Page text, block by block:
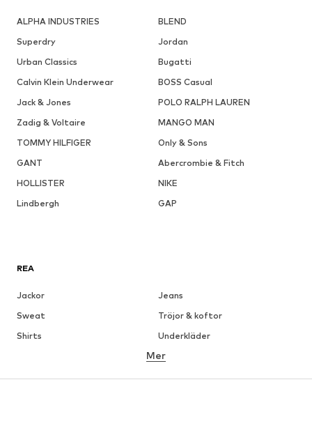
ALPHA INDUSTRIES
BLEND
Superdry
Jordan
Urban Classics
Bugatti
Calvin Klein Underwear
BOSS Casual
Jack & Jones
POLO RALPH LAUREN
Zadig & Voltaire
MANGO MAN
TOMMY HILFIGER
Only & Sons
GANT
Abercrombie & Fitch
HOLLISTER
NIKE
Lindbergh
GAP
REA
Jackor
Jeans
Sweat
Tröjor & koftor
Shirts
Underkläder
Skjortor
Mer